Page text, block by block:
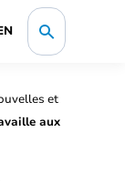
et
aux